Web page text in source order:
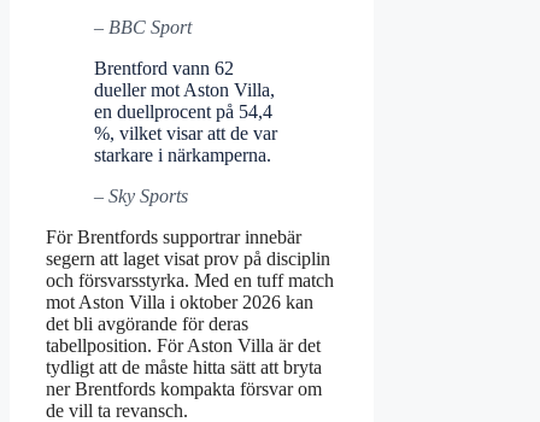
– BBC Sport
Brentford vann 62
dueller mot Aston Villa,
en duellprocent på 54,4
%, vilket visar att de var
starkare i närkamperna.
– Sky Sports
För Brentfords supportrar innebär
segern att laget visat prov på disciplin
och försvarsstyrka. Med en tuff match
mot Aston Villa i oktober 2026 kan
det bli avgörande för deras
tabellposition. För Aston Villa är det
tydligt att de måste hitta sätt att bryta
ner Brentfords kompakta försvar om
de vill ta revansch.